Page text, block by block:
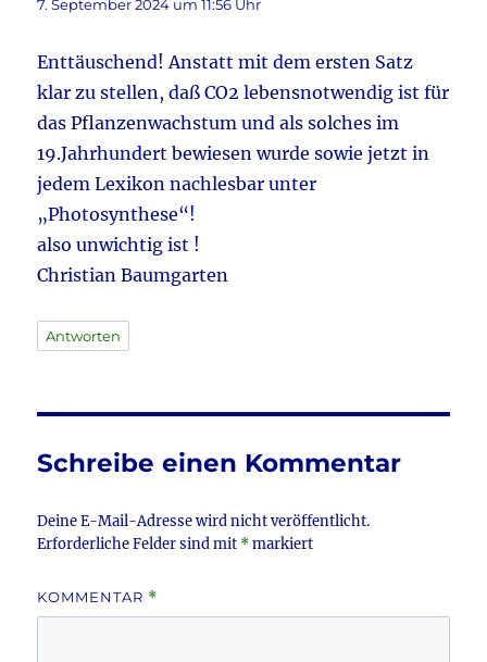
7. September 2024 um 11:56 Uhr
Enttäuschend! Anstatt mit dem ersten Satz
klar zu stellen, daß CO2 lebensnotwendig ist für
das Pflanzenwachstum und als solches im
19.Jahrhundert bewiesen wurde sowie jetzt in
jedem Lexikon nachlesbar unter
„Photosynthese“!
also unwichtig ist !
Christian Baumgarten
Antworten
Schreibe einen Kommentar
Deine E-Mail-Adresse wird nicht veröffentlicht.
Erforderliche Felder sind mit *markiert
KOMMENTAR *